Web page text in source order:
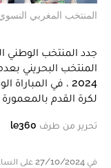
المنتخب المغربي
جدد المنتخب الوطني
2024 ، في
لكرة القدم
تحرير من طرف le360